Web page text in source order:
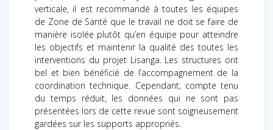
verticale, il est recommandé à toutes les équipes
de Zone de Santé que le travail ne doit se faire de
manière isolée plutôt qu’en équipe pour atteindre
les objectifs et maintenir la qualité des toutes les
interventions du projet Lisanga. Les structures ont
bel et bien bénéficié de l’accompagnement de la
coordination technique. Cependant, compte tenu
du temps réduit, les données qui ne sont pas
présentées lors de cette revue sont soigneusement
gardées sur les supports appropriés.